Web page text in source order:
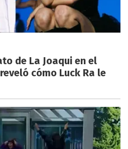
de La Joaqui en el
cómo Luck Ra le